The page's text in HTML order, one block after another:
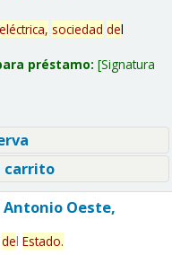
eléctrica, sociedad del
préstamo: Signatura
carrito
Oeste,
del Estado.